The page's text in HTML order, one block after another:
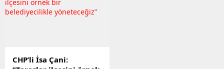
CHP’li İsa Çani: